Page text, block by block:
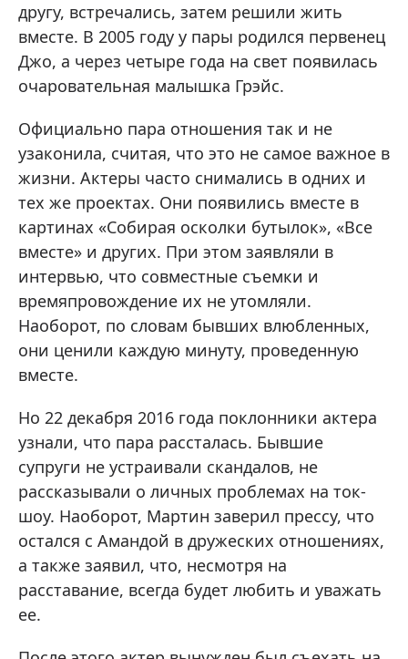
другу, встречались, затем решили жить
вместе. В 2005 году у пары родился первенец
Джо, а через четыре года на свет появилась
очаровательная малышка Грэйс.
Официально пара отношения так и не
узаконила, считая, что это не самое важное в
жизни. Актеры часто снимались в одних и
тех же проектах. Они появились вместе в
картинах «Собирая осколки бутылок», «Все
вместе» и других. При этом заявляли в
интервью, что совместные съемки и
времяпровождение их не утомляли.
Наоборот, по словам бывших влюбленных,
они ценили каждую минуту, проведенную
вместе.
Но 22 декабря 2016 года поклонники актера
узнали, что пара рассталась. Бывшие
супруги не устраивали скандалов, не
рассказывали о личных проблемах на ток-
шоу. Наоборот, Мартин заверил прессу, что
остался с Амандой в дружеских отношениях,
а также заявил, что, несмотря на
расставание, всегда будет любить и уважать
ее.